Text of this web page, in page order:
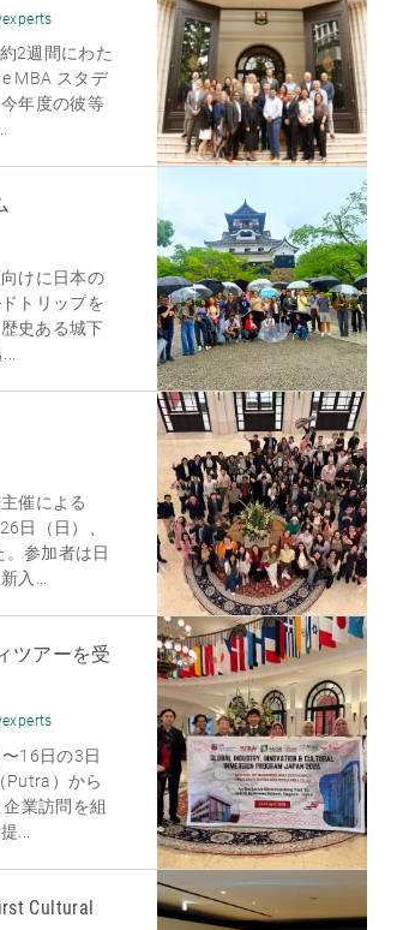
2週間にわた
MBA スタデ
年度の彼等
けに日本の
トリップを
史ある城下
催による
日（日）、
参加者は日
入...
ツアーを受
16日の3日
Putra）から
業訪問を組
...
Cultural